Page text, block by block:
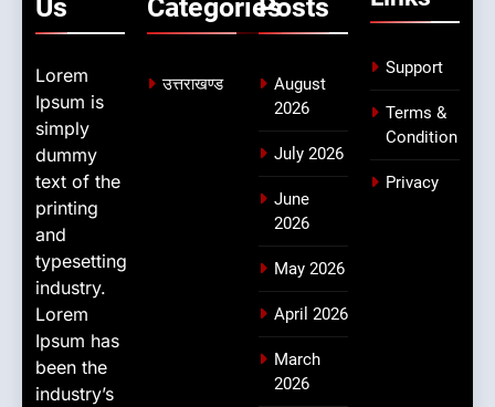
Us
Lorem
Ipsum is
simply
dummy
text of the
printing
and
typesetting
industry.
Lorem
Ipsum has
been the
industry’s
Categories
उत्तराखण्ड
Posts
August
2026
July 2026
June
2026
May 2026
April 2026
March
2026
Support
Terms &
Condition
Privacy